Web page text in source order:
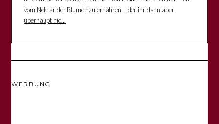
vom Nektar der Blumen zu ernähren – der ihr dann aber
überhaupt nic...
WERBUNG